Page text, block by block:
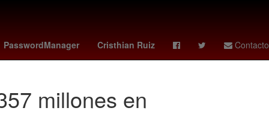
PasswordManager Cristhian Ruiz Contacto
yoane wissa cuerpo técnico Pago
millones en